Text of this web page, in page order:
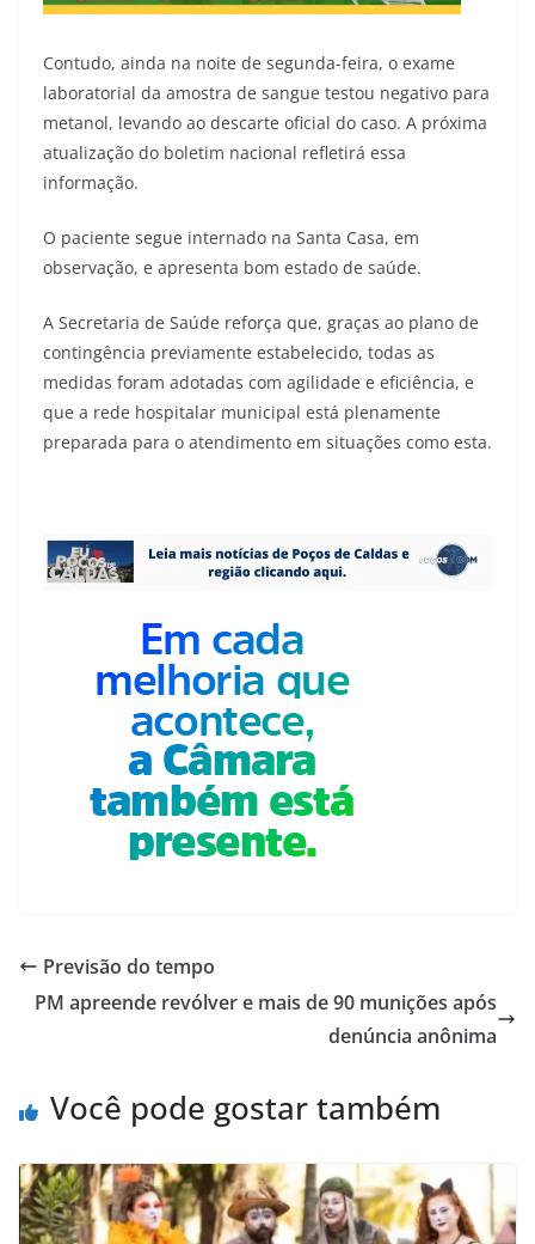
Contudo, ainda na noite de segunda-feira, o exame
laboratorial da amostra de sangue testou negativo para
metanol, levando ao descarte oficial do caso. A próxima
atualização do boletim nacional refletirá essa
informação.
O paciente segue internado na Santa Casa, em
observação, e apresenta bom estado de saúde.
A Secretaria de Saúde reforça que, graças ao plano de
contingência previamente estabelecido, todas as
medidas foram adotadas com agilidade e eficiência, e
que a rede hospitalar municipal está plenamente
preparada para o atendimento em situações como esta.
Previsão do tempo
PM apreende revólver e mais de 90 munições após
denúncia anônima
Você pode gostar também